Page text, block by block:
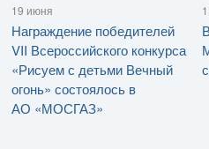
19 июня
Награждение победителей
VII Всероссийского конкурса
«Рисуем с детьми Вечный
огонь» состоялось в
АО «МОСГАЗ»